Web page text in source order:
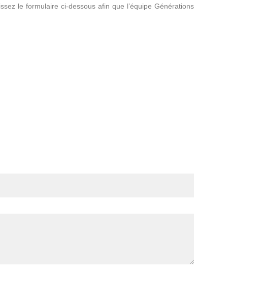
le formulaire ci-dessous afin que l’équipe Générations